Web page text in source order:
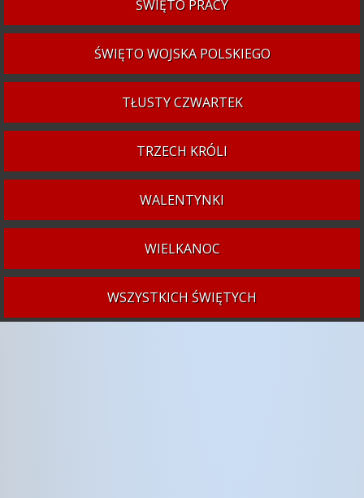
ŚWIĘTO PRACY
ŚWIĘTO WOJSKA POLSKIEGO
TŁUSTY CZWARTEK
TRZECH KRÓLI
WALENTYNKI
WIELKANOC
WSZYSTKICH ŚWIĘTYCH